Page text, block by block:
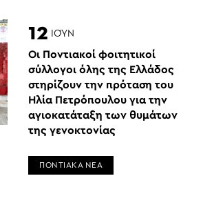
12 ΙΟΎΝ
Οι Ποντιακοί φοιτητικοί
σύλλογοι όλης της Ελλάδος
στηρίζουν την πρόταση του
Ηλία Πετρόπουλου για την
αγιοκατάταξη των θυμάτων
της γενοκτονίας
ΠΟΝΤΙΑΚΑ ΝΕΑ